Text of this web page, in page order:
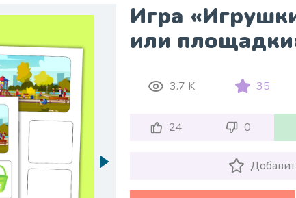
Игра
или
3.7 K 35
24 0